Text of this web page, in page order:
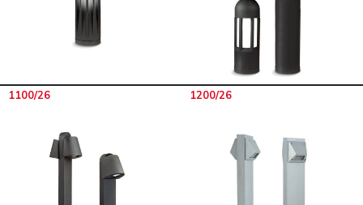
1100/26 1200/26